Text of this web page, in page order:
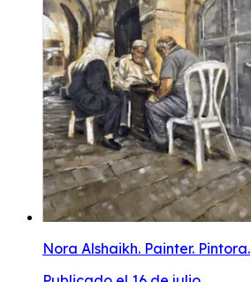
Nora Alshaikh. Painter. Pintora.